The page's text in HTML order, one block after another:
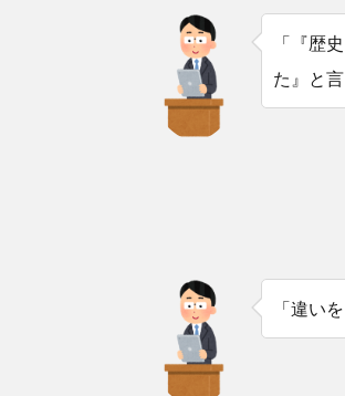
「『歴
た』と
「違い